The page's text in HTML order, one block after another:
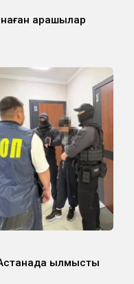
қарақшылар
қылмыстық